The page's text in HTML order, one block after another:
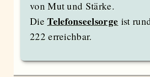
von Mut und Stärke.
DieTelefonseelsorgeist
222 erreichbar.